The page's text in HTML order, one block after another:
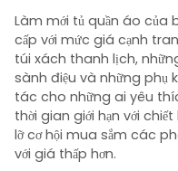
Làm mới tủ quần áo của
cấp với mức giá cạnh
túi xách thanh lịch,
sành điệu và những phụ
tác cho những ai yêu
thời gian giới hạn với
lỡ cơ hội mua sắm các
với giá thấp hơn.